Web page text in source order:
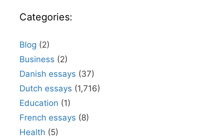
Categories:
Blog (2)
Business (2)
Danish essays (37)
Dutch essays (1,716)
Education (1)
French essays (8)
Health (5)